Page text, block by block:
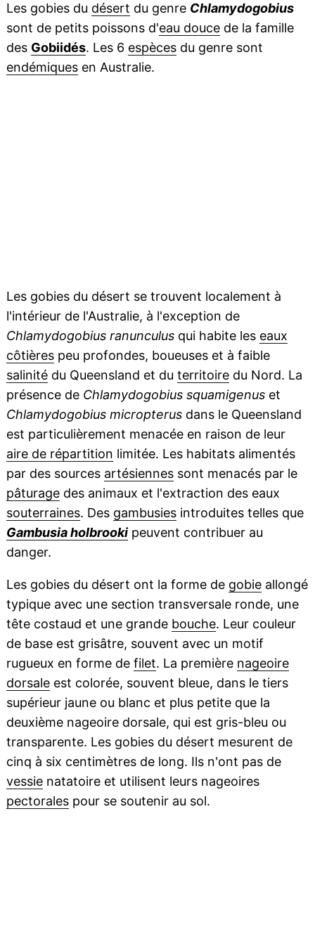
Les gobies du désert du genre Chlamydogobius
sont de petits poissons d'eau doucede la famille
des Gobiidés. Les 6 espècesdu genre sont
endémiquesen Australie.
Les gobies du désert se trouvent localement à
l'intérieur de l'Australie, à l'exception de
Chlamydogobius ranunculusqui habite les eaux
côtièrespeu profondes, boueuses et à faible
salinitédu Queensland et du territoiredu Nord. La
présence de Chlamydogobius squamigenuset
Chlamydogobius micropterusdans le Queensland
est particulièrement menacée en raison de leur
aire de répartition limitée. Les habitats alimentés
par des sources artésiennessont menacés par le
pâturagedes animaux et l'extraction des eaux
souterraines. Des gambusiesintroduites telles que
Gambusia holbrookipeuvent contribuer au
danger.
Les gobies du désert ont la forme de gobieallongé
typique avec une section transversale ronde, une
tête costaud et une grande bouche. Leur couleur
de base est grisâtre, souvent avec un motif
rugueux en forme de filet. La première nageoire
dorsaleest colorée, souvent bleue, dans le tiers
supérieur jaune ou blanc et plus petite que la
deuxième nageoire dorsale, qui est gris-bleu ou
transparente. Les gobies du désert mesurent de
cinq à six centimètres de long. Ils n'ont pas de
vessienatatoire et utilisent leurs nageoires
pectoralespour se soutenir au sol.